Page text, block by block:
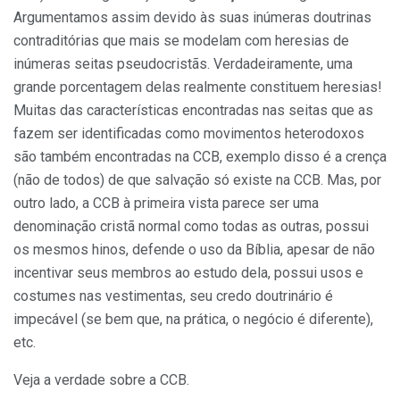
Argumentamos assim devido às suas inúmeras doutrinas
contraditórias que mais se modelam com heresias de
inúmeras seitas pseudocristãs. Verdadeiramente, uma
grande porcentagem delas realmente constituem heresias!
Muitas das características encontradas nas seitas que as
fazem ser identificadas como movimentos heterodoxos
são também encontradas na CCB, exemplo disso é a crença
(não de todos) de que salvação só existe na CCB. Mas, por
outro lado, a CCB à primeira vista parece ser uma
denominação cristã normal como todas as outras, possui
os mesmos hinos, defende o uso da Bíblia, apesar de não
incentivar seus membros ao estudo dela, possui usos e
costumes nas vestimentas, seu credo doutrinário é
impecável (se bem que, na prática, o negócio é diferente),
etc.
Veja a verdade sobre a CCB.